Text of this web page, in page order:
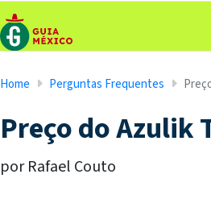
Home Perguntas Frequentes
Preço do Azulik
por Rafael Couto